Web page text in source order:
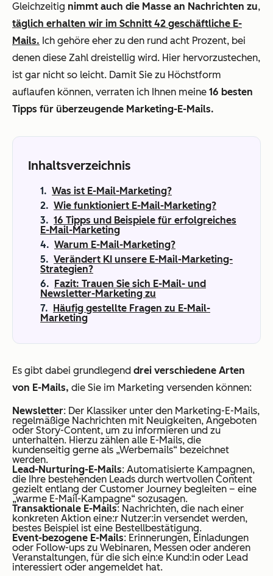
Gleichzeitig nimmt auch die Masse an Nachrichten zu,
täglich erhalten wir im Schnitt 42 geschäftliche E-
Mails. Ich gehöre eher zu den rund acht Prozent, bei
denen diese Zahl dreistellig wird. Hier hervorzustechen,
ist gar nicht so leicht. Damit Sie zu Höchstform
auflaufen können, verraten ich Ihnen meine 16 besten
Tipps für überzeugende Marketing-E-Mails.
Inhaltsverzeichnis
Was ist E-Mail-Marketing?
Wie funktioniert E-Mail-Marketing?
16 Tipps und Beispiele für erfolgreiches
E-Mail-Marketing
Warum E-Mail-Marketing?
Verändert KI unsere E-Mail-Marketing-
Strategien?
Fazit: Trauen Sie sich E-Mail- und
Newsletter-Marketing zu
Häufig gestellte Fragen zu E-Mail-
Marketing
Es gibt dabei grundlegend drei verschiedene Arten
von E-Mails, die Sie im Marketing versenden können:
Newsletter: Der Klassiker unter den Marketing-E-Mails,
regelmäßige Nachrichten mit Neuigkeiten, Angeboten
oder Story-Content, um zu informieren und zu
unterhalten. Hierzu zählen alle E-Mails, die
kundenseitig gerne als „Werbemails“ bezeichnet
werden.
Lead-Nurturing-E-Mails: Automatisierte Kampagnen,
die Ihre bestehenden Leads durch wertvollen Content
gezielt entlang der Customer Journey begleiten – eine
„warme E-Mail-Kampagne“ sozusagen.
Transaktionale E-Mails: Nachrichten, die nach einer
konkreten Aktion eine:r Nutzer:in versendet werden,
bestes Beispiel ist eine Bestellbestätigung.
Event-bezogene E-Mails: Erinnerungen, Einladungen
oder Follow-ups zu Webinaren, Messen oder anderen
Veranstaltungen, für die sich ein:e Kund:in oder Lead
interessiert oder angemeldet hat.